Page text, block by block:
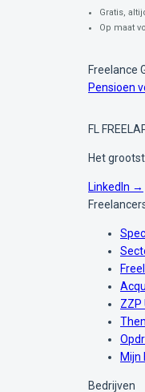
Gratis,
Op maat
Freelance
Pensioen
FL
Het
LinkedIn →
ZZP
Mijn
Bedrijven